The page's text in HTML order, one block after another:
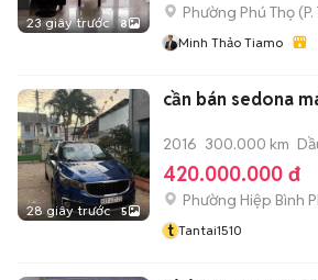
23 giây trước 8
Phường Phú Thọ (
Minh Thảo Tiamo
28 giây trước 5
cần bán sedona
2016 300.000 km
420.000.000 đ
Phường Hiệp Bình
t Tantai1510